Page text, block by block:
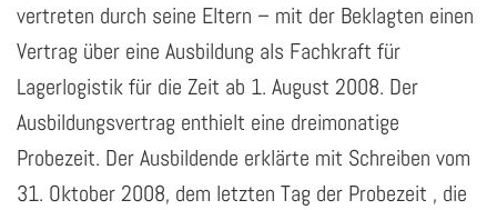
vertreten durch seine Eltern – mit der Beklagten einen
Vertrag über eine Ausbildung als Fachkraft für
Lagerlogistik für die Zeit ab 1. August 2008. Der
Ausbildungsvertrag enthielt eine dreimonatige
Probezeit. Der Ausbildende erklärte mit Schreiben vom
31. Oktober 2008, dem letzten Tag der Probezeit , die